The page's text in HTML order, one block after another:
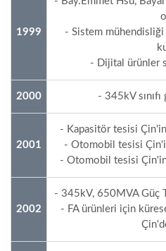
1999
- Sistem
- Dijital ürünler
2000 - 345kV
2001
- Kapasitör tesisi
- Otomobil tesisi
- Otomobil tesisi
2002
- 345kV, 650MVA Güç
- FA ürünleri için